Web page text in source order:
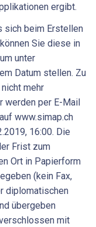
ergibt.
sich beim Erstellen
Sie diese in
unter
Datum stellen. Zu
mehr
werden per E-Mail
www.simap.ch
16:00. Die
Frist zum
Ort in Papierform
(kein Fax,
diplomatischen
übergeben
mit